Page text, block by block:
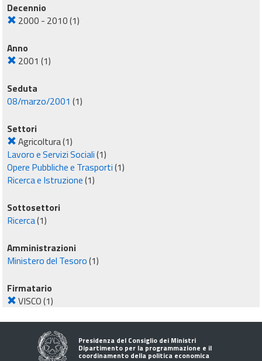
Decennio
2000 - 2010(1)
Anno
2001 (1)
Seduta
08/marzo/2001 (1)
Settori
Agricoltura(1)
Lavoro e Servizi Sociali(1)
Opere Pubbliche e Trasporti(1)
Ricerca e Istruzione(1)
Sottosettori
Ricerca(1)
Amministrazioni
Ministero del Tesoro(1)
Firmatario
VISCO(1)
Presidenza del Consiglio dei Ministri
Dipartimento per la programmazione e il
coordinamento della politica economica